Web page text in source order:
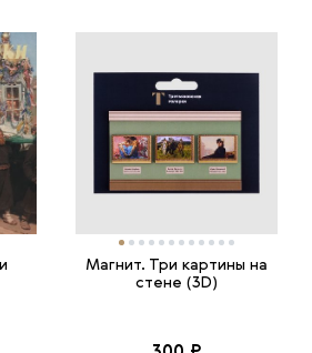
Магнит. Три картины на
стене (3D)